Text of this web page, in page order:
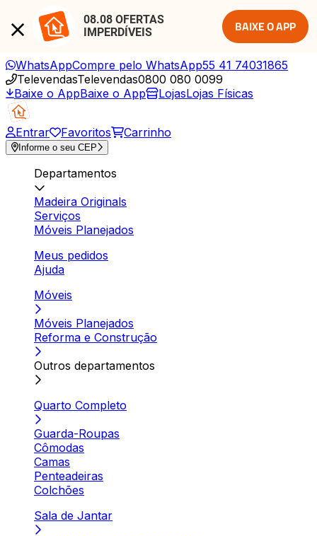
08.08 OFERTAS
IMPERDÍVEIS
BAIXE O APP
WhatsAppCompre pelo WhatsApp55 41 74031865
TelevendasTelevendas0800 080 0099
Baixe o AppBaixe o App LojasLojas Físicas
Entrar Favoritos Carrinho
Informe o seu CEP
Departamentos
Madeira Originals
Serviços
Móveis Planejados
Meus pedidos
Ajuda
Móveis
Móveis Planejados
Reforma e Construção
Outros departamentos
Quarto Completo
Guarda-Roupas
Cômodas
Camas
Penteadeiras
Colchões
Sala de Jantar